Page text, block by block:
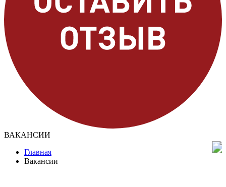
ВАКАНСИИ
Главная
Вакансии